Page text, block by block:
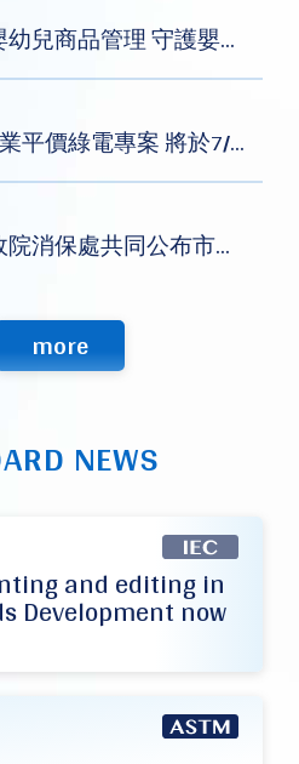
總局 - 標準局加強嬰幼兒商品管理 守護嬰幼兒安全
總局 - 115年中小企業平價綠電專案 將於7/7起開放登記
總局 - 標準局與行政院消保處共同公布市售「金、銀紙」及「香品」商品檢測結果
more
NEWS
and editing in
Development now